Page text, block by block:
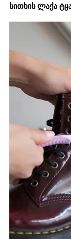
სითხის ლაქა